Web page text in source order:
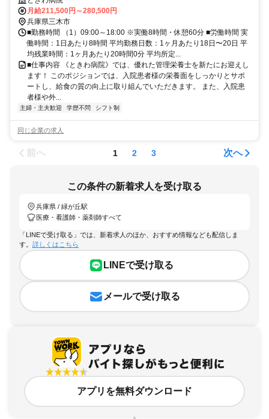
月給211,500円～280,500円
兵庫県三木市
■勤務時間 （1）09:00～18:00 ※実働8時間・休憩60分 ■労働時間 実
働時間：1日あたり8時間 平均勤務日数：1ヶ月あたり18日〜20日 平
均残業時間：1ヶ月あたり20時間0分 平均所定...
■仕事内容 《ときわ病院》では、優れた管理栄養士を新たにお迎えし
ます！ このポジションでは、入院患者様の栄養面をしっかりとサポ
ートし、給食の質の向上に取り組んでいただきます。 また、入院患
者様や外...
主婦・主夫歓迎 学歴不問 シフト制
同じ企業の求人
前へ 1 2 3 次へ
この条件の新着求人を受け取る
兵庫県 / 緑が丘駅
医療・看護師・薬剤師すべて
「LINEで受け取る」では、新着求人のほか、おすすめ情報なども配信しま
す。 詳しくはこちら
LINEで受け取る
メールで受け取る
アプリを無料ダウンロード